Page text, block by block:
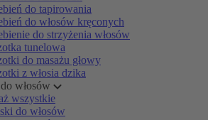
do tapirowania
do włosów kręconych
do strzyżenia włosów
tunelowa
do masażu głowy
z włosia dzika
włosów
wszystkie
do włosów